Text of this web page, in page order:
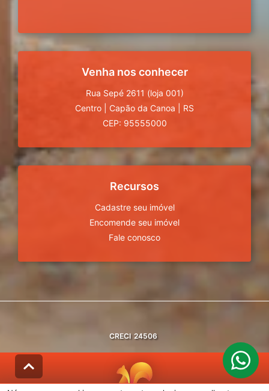
Venha nos conhecer
Rua Sepé 2611 (loja 001)
Centro
Capão da Canoa
RS
CEP: 95555000
Recursos
Cadastre seu imóvel
Encomende seu imóvel
Fale conosco
CRECI 24506